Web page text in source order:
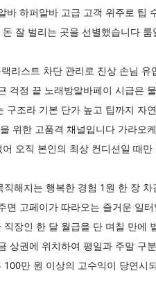
바 하퍼알바 고급 고객 위주로 팁
잘 벌리는 곳을 선별했습니다
리스트 차단 관리로 진상 손님
걱정 끝 노래방알바페이 시급은
구조라 기본 단가 높고 팁까지 자
위한 고품격 채널입니다 가라오
오직 본인의 최상 컨디션일 때
해지는 행복한 경험 1원 한 장
고페이가 따라오는 즐거운 일
장인 한 달 월급을 단 며칠 만에
상권에 위치하여 평일과 주말 구
만 원 이상의 고수익이 당연